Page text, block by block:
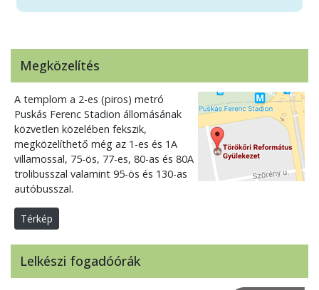
Megközelítés
A templom a 2-es (piros) metró
Puskás Ferenc Stadion állomásának
közvetlen közelében fekszik,
megközelíthető még az 1-es és 1A
villamossal, 75-ös, 77-es, 80-as és 80A
trolibusszal valamint 95-ös és 130-as
autóbusszal.
Térkép
Lelkészi fogadóórák